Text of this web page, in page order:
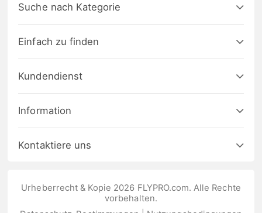
Suche nach Kategorie
Einfach zu finden
Kundendienst
Information
Kontaktiere uns
Urheberrecht & Kopie 2026 FLYPRO.com. Alle Rechte
vorbehalten.